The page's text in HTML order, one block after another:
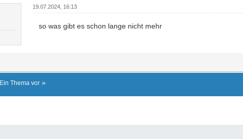
19.07.2024, 16:13
so was gibt es schon lange nicht mehr
Ein Thema vor »